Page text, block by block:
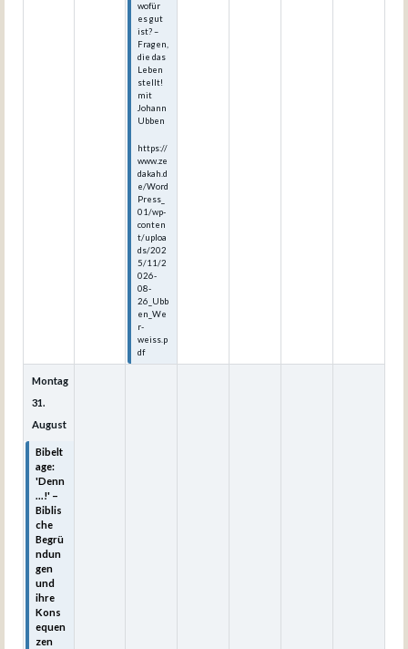
wofür
es gut
ist? –
Fragen,
die das
Leben
stellt!
mit
Johann
Ubben
https://
www.ze
dakah.d
e/Word
Press_
01/wp-
conten
t/uploa
ds/202
5/11/2
026-
08-
26_Ubb
en_We
r-
weiss.p
df
Montag
31.
August
Bibelt
age:
'Denn
...!' –
Biblis
che
Begrü
ndun
gen
und
ihre
Kons
equen
zen